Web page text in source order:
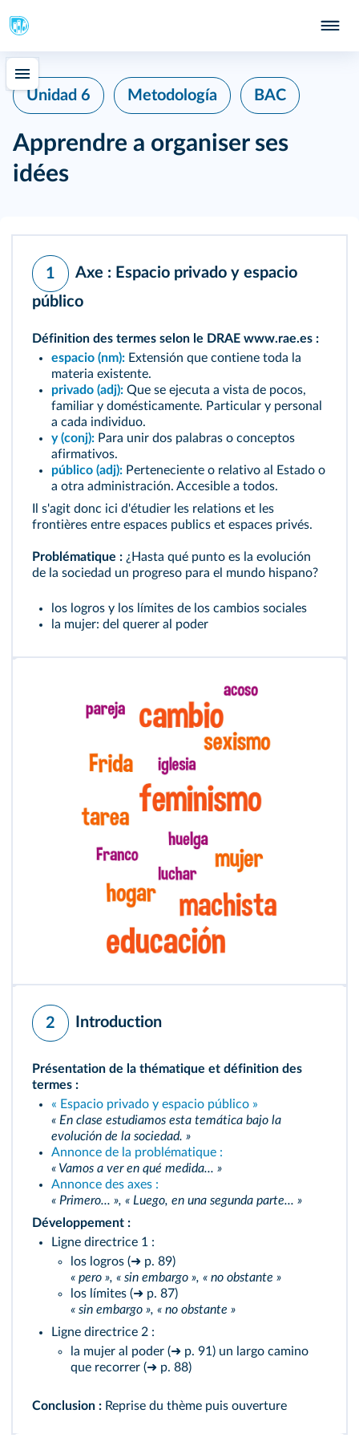
Unidad 6 Metodología BAC
Apprendre a organiser ses
idées
1 Axe : Espacio privado y espacio
público
Définition des termes selon le DRAE www.rae.es :
espacio (nm): Extensión que contiene toda la
materia existente.
privado (adj): Que se ejecuta a vista de pocos,
familiar y domésticamente. Particular y personal
a cada individuo.
y (conj): Para unir dos palabras o conceptos
afirmativos.
público (adj): Perteneciente o relativo al Estado o
a otra administración. Accesible a todos.
Il s'agit donc ici d'étudier les relations et les
frontières entre espaces publics et espaces privés.
Problématique : ¿Hasta qué punto es la evolución
de la sociedad un progreso para el mundo hispano?
los logros y los límites de los cambios sociales
la mujer: del querer al poder
2 Introduction
Présentation de la thématique et définition des
termes :
« Espacio privado y espacio público »
« En clase estudiamos esta temática bajo la
evolución de la sociedad. »
Annonce de la problématique :
« Vamos a ver en qué medida... »
Annonce des axes :
« Primero... », « Luego, en una segunda parte... »
Développement :
Ligne directrice 1 :
los logros (➜ p. 89)
« pero », « sin embargo », « no obstante »
los límites (➜ p. 87)
« sin embargo », « no obstante »
Ligne directrice 2 :
la mujer al poder (➜ p. 91) un largo camino
que recorrer (➜ p. 88)
Conclusion : Reprise du thème puis ouverture